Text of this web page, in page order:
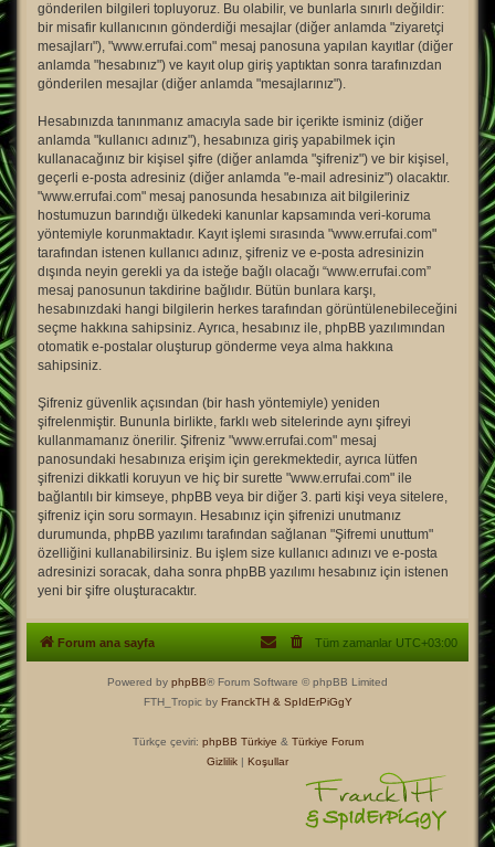
gönderilen bilgileri topluyoruz. Bu olabilir, ve bunlarla sınırlı değildir:
bir misafir kullanıcının gönderdiği mesajlar (diğer anlamda "ziyaretçi
mesajları"), "www.errufai.com" mesaj panosuna yapılan kayıtlar (diğer
anlamda "hesabınız") ve kayıt olup giriş yaptıktan sonra tarafınızdan
gönderilen mesajlar (diğer anlamda "mesajlarınız").
Hesabınızda tanınmanız amacıyla sade bir içerikte isminiz (diğer
anlamda "kullanıcı adınız"), hesabınıza giriş yapabilmek için
kullanacağınız bir kişisel şifre (diğer anlamda "şifreniz") ve bir kişisel,
geçerli e-posta adresiniz (diğer anlamda "e-mail adresiniz") olacaktır.
"www.errufai.com" mesaj panosunda hesabınıza ait bilgileriniz
hostumuzun barındığı ülkedeki kanunlar kapsamında veri-koruma
yöntemiyle korunmaktadır. Kayıt işlemi sırasında "www.errufai.com"
tarafından istenen kullanıcı adınız, şifreniz ve e-posta adresinizin
dışında neyin gerekli ya da isteğe bağlı olacağı “www.errufai.com”
mesaj panosunun takdirine bağlıdır. Bütün bunlara karşı,
hesabınızdaki hangi bilgilerin herkes tarafından görüntülenebileceğini
seçme hakkına sahipsiniz. Ayrıca, hesabınız ile, phpBB yazılımından
otomatik e-postalar oluşturup gönderme veya alma hakkına
sahipsiniz.
Şifreniz güvenlik açısından (bir hash yöntemiyle) yeniden
şifrelenmiştir. Bununla birlikte, farklı web sitelerinde aynı şifreyi
kullanmamanız önerilir. Şifreniz "www.errufai.com" mesaj
panosundaki hesabınıza erişim için gerekmektedir, ayrıca lütfen
şifrenizi dikkatli koruyun ve hiç bir surette "www.errufai.com" ile
bağlantılı bir kimseye, phpBB veya bir diğer 3. parti kişi veya sitelere,
şifreniz için soru sormayın. Hesabınız için şifrenizi unutmanız
durumunda, phpBB yazılımı tarafından sağlanan "Şifremi unuttum"
özelliğini kullanabilirsiniz. Bu işlem size kullanıcı adınızı ve e-posta
adresinizi soracak, daha sonra phpBB yazılımı hesabınız için istenen
yeni bir şifre oluşturacaktır.
Forum ana sayfa Tüm zamanlar UTC+03:00
Powered by phpBB® Forum Software © phpBB Limited
FTH_Tropic by FranckTH & SpIdErPiGgY
Türkçe çeviri: phpBB Türkiye & Türkiye Forum
Gizlilik | Koşullar